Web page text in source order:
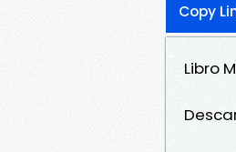
Copy
Libro